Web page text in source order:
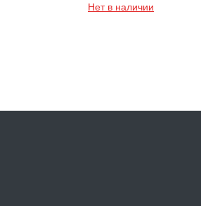
Нет в наличии